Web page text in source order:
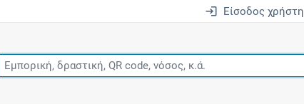
Είσοδος χρήστη